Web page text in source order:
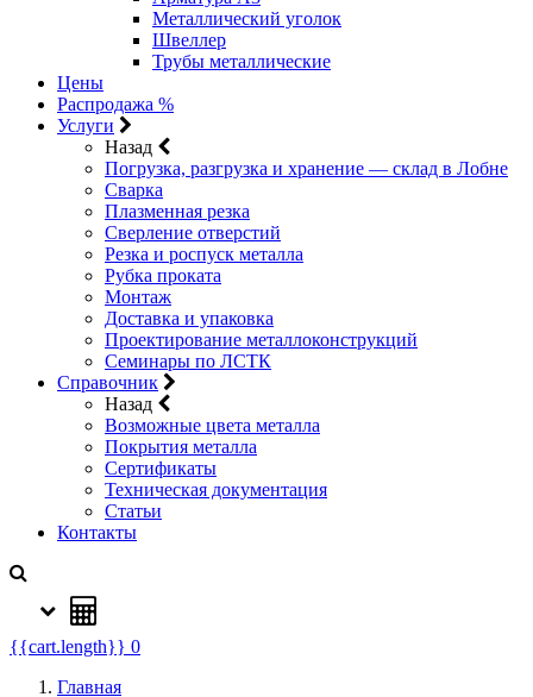
Металлический уголок
Швеллер
Трубы металлические
Цены
Распродажа %
Услуги
Назад
Погрузка, разгрузка и хранение — склад в Лобне
Сварка
Плазменная резка
Сверление отверстий
Резка и роспуск металла
Рубка проката
Монтаж
Доставка и упаковка
Проектирование металлоконструкций
Семинары по ЛСТК
Справочник
Назад
Возможные цвета металла
Покрытия металла
Сертификаты
Техническая документация
Статьи
Контакты
{{cart.length}} 0
Главная